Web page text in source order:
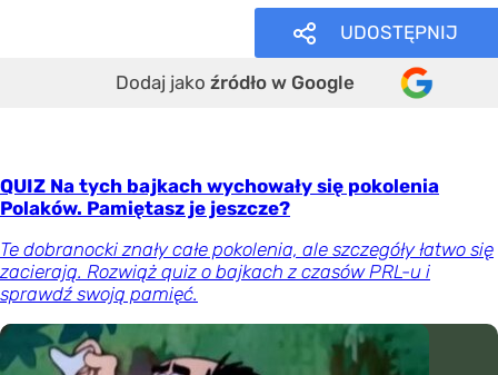
UDOSTĘPNIJ
Dodaj jako źródło w Google
QUIZ Na tych bajkach wychowały się pokolenia
Polaków. Pamiętasz je jeszcze?
Te dobranocki znały całe pokolenia, ale szczegóły łatwo się
zacierają. Rozwiąż quiz o bajkach z czasów PRL-u i
sprawdź swoją pamięć.